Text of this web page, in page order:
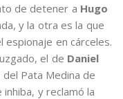
de detener a Hugo
y la otra es la que
espionaje en cárceles.
el de Daniel
Pata Medina de
y reclamó la